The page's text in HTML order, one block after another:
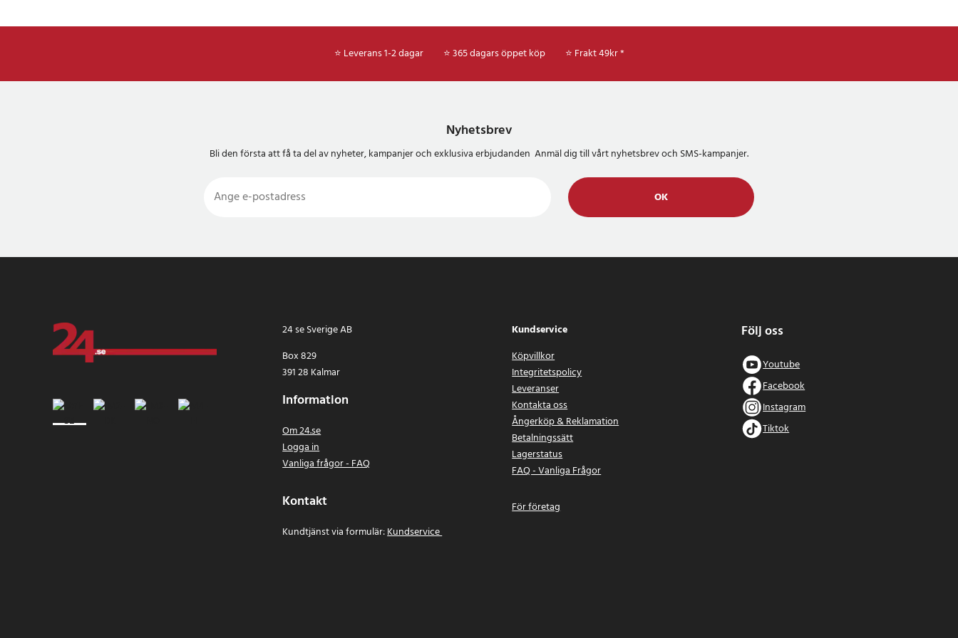
- Tillbehör: Bärrem, användarmanual
⭐ Leverans 1-2 dagar ⭐ 365 dagars öppet köp ⭐ Frakt 49kr *
Nyhetsbrev
Bli den första att få ta del av nyheter, kampanjer och exklusiva erbjudanden Anmäl dig till vårt nyhetsbrev och SMS-kampanjer.
OK
24 se Sverige AB
Box 829
391 28 Kalmar
Information
Om 24.se
Logga in
Vanliga frågor - FAQ
Kontakt
Kundtjänst via formulär:Kundservice
Kundservice
Köpvillkor
Integritetspolicy
Leveranser
Kontakta oss
Ångerköp & Reklamation
Betalningssätt
Lagerstatus
FAQ - Vanliga Frågor
För företag
Följ oss
Youtube
Facebook
Instagram
Tiktok